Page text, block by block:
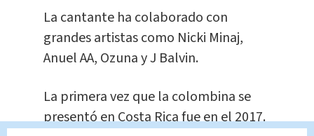
La cantante ha colaborado con
grandes artistas como Nicki Minaj,
Anuel AA, Ozuna y J Balvin.
La primera vez que la colombina se
presentó en Costa Rica fue en el 2017.